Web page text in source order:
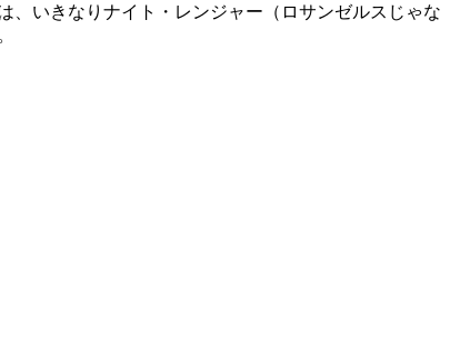
、いきなりナイト・レンジャー（ロサンゼルスじゃな